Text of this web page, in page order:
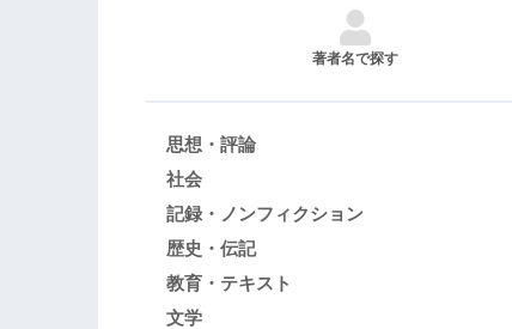
著者名で探す
思想・評論
社会
記録・ノンフィクション
歴史・伝記
教育・テキスト
文学